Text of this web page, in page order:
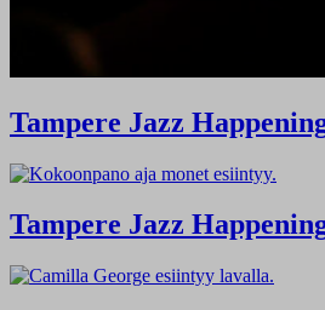
Tampere Jazz
Tampere Jazz